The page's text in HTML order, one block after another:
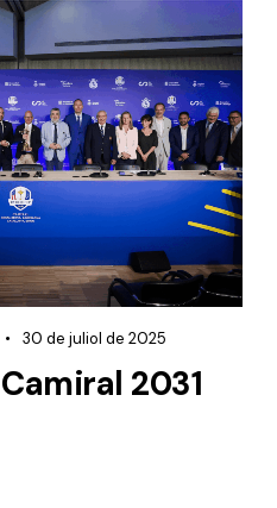
30 de juliol de 2025
2031